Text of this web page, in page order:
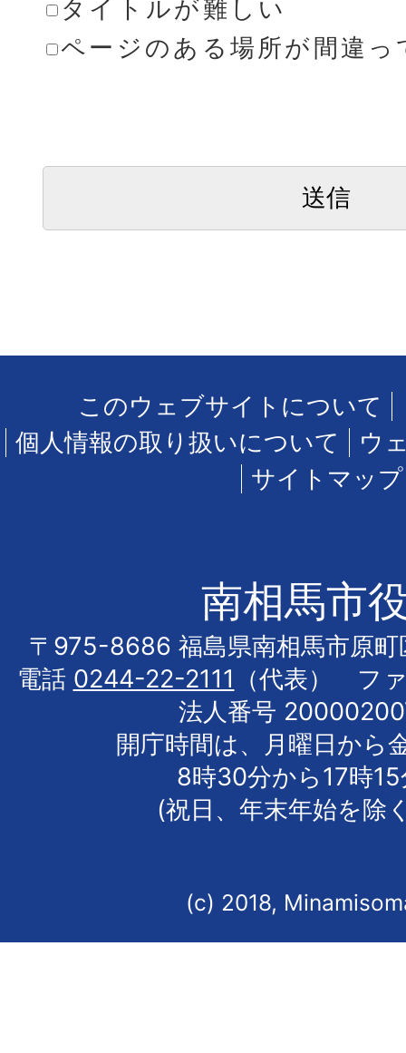
タイトルが難しい
ページのある場所が間違っ
このウェブサイトについて
個人情報の取り扱いについて
ウ
サイトマップ
南相馬市
〒975-8686 福島県南相馬市原町
電話 0244-22-2111
（代表） フ
法人番号
開庁時間は、月曜日から
8時30分から17時
(祝日、年末年始を除
(c) 2018,